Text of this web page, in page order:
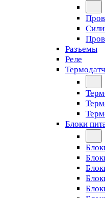
Разъемы
Реле
Блоки